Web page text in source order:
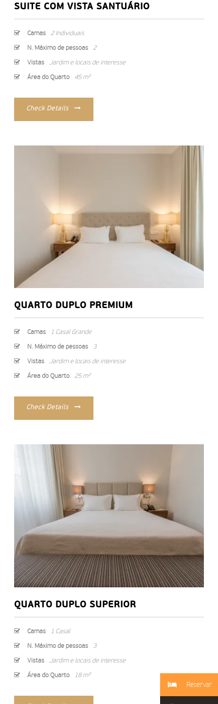
SUITE COM VISTA SANTUÁRIO
Camas 2 Individuais
N. Máximo de pessoas 2
Vistas Jardim e locais de interesse
Área do Quarto 45 m²
Check Details
QUARTO DUPLO PREMIUM
Camas 1 Casal Grande
N. Máximo de pessoas 3
Vistas Jardim e locais de interesse
Área do Quarto 25 m²
Check Details
QUARTO DUPLO SUPERIOR
Camas 1 Casal
N. Máximo de pessoas 3
Vistas Jardim e locais de interesse
Área do Quarto 18 m²
Reservar